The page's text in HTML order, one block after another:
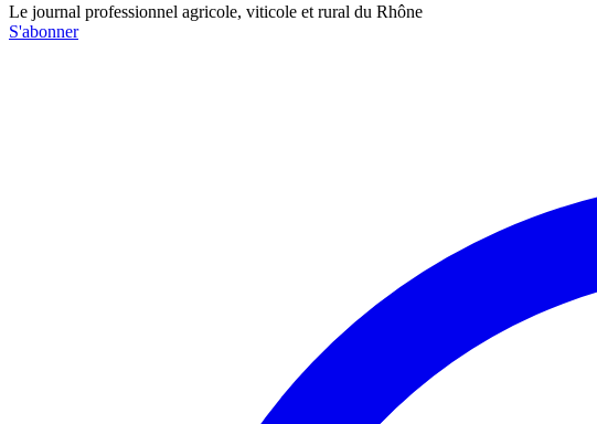
Le journal professionnel agricole, viticole et rural du Rhône
S'abonner